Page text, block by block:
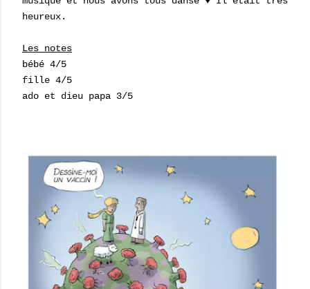
heureux.
Les notes
bébé 4/5
fille 4/5
ado et dieu papa 3/5